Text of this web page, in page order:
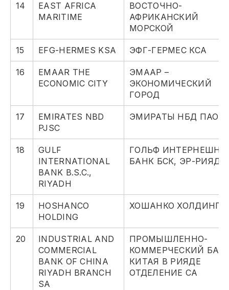
14
EAST AFRICA
MARITIME
ВОСТОЧНО-
АФРИКАНСКИЙ
МОРСКОЙ
15 EFG-HERMES KSA ЭФГ-ГЕРМЕС КСА
16
EMAAR THE
ECONOMIC CITY
ЭМААР –
ЭКОНОМИЧЕСКИЙ
ГОРОД
17
EMIRATES NBD
PJSC
ЭМИРАТЫ НБД ПАО
18
GULF
INTERNATIONAL
BANK B.S.C.,
RIYADH
ГОЛЬФ ИНТЕРНЕШНЛ
БАНК БСК, ЭР-РИЯД
19
HOSHANCO
HOLDING
ХОШАНКО ХОЛДИНГ
20
INDUSTRIAL AND
COMMERCIAL
BANK OF CHINA
RIYADH BRANCH
SA
ПРОМЫШЛЕННО-
КОММЕРЧЕСКИЙ
КИТАЯ В РИЯДЕ
ОТДЕЛЕНИЕ СА